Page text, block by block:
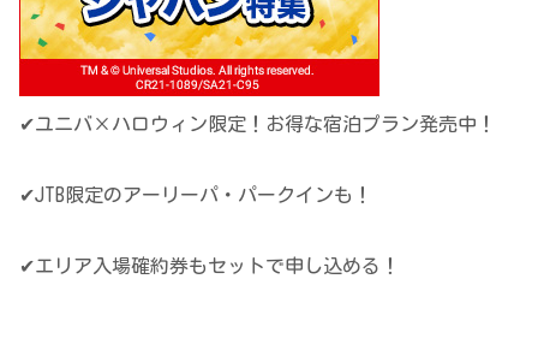
✔ユニバ×ハロウィン限定！お得な宿泊プラン発売中！
✔JTB限定のアーリーパ・パークインも！
✔エリア入場確約券もセットで申し込める！